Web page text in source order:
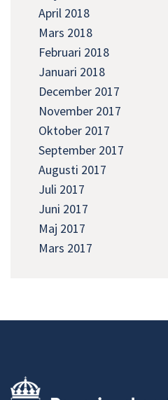
April 2018
Mars 2018
Februari 2018
Januari 2018
December 2017
November 2017
Oktober 2017
September 2017
Augusti 2017
Juli 2017
Juni 2017
Maj 2017
Mars 2017